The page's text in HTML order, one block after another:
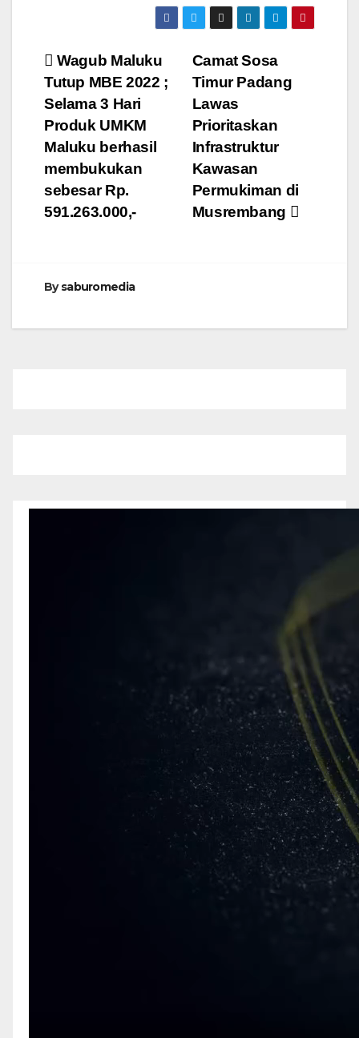
Navigasi
pos
Camat Sosa
Timur Padang
Lawas
Prioritaskan
Infrastruktur
Kawasan
Permukiman di
Musrembang
Wagub Maluku
Tutup MBE 2022 ;
Selama 3 Hari
Produk UMKM
Maluku berhasil
membukukan
sebesar Rp.
591.263.000,-
Bysaburomedia